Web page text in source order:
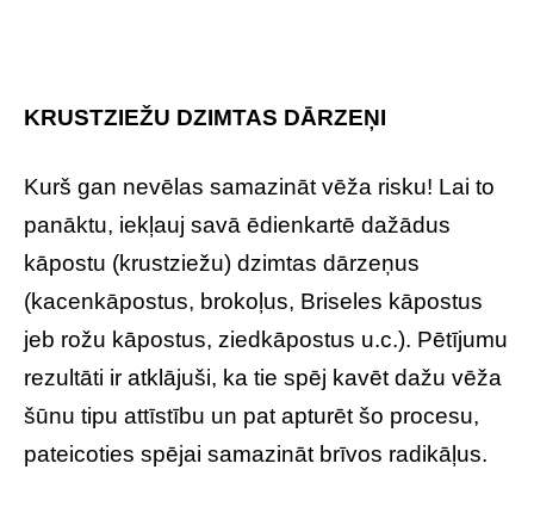
KRUSTZIEŽU DZIMTAS DĀRZEŅI
Kurš gan nevēlas samazināt vēža risku! Lai to
panāktu, iekļauj savā ēdienkartē dažādus
kāpostu (krustziežu) dzimtas dārzeņus
(kacenkāpostus, brokoļus, Briseles kāpostus
jeb rožu kāpostus, ziedkāpostus u.c.). Pētījumu
rezultāti ir atklājuši, ka tie spēj kavēt dažu vēža
šūnu tipu attīstību un pat apturēt šo procesu,
pateicoties spējai samazināt brīvos radikāļus.